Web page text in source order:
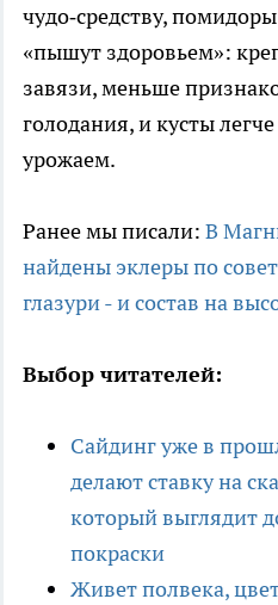
чудо‑средству,
«пышут здоровьем»:
завязи, меньше
голодания, и кусты
урожаем.
Ранее мы писали: В
найдены эклеры по
глазури - и состав на
Выбор читателей:
Сайдинг уже в
делают ставку на
который выглядит
покраски
Живет полвека,